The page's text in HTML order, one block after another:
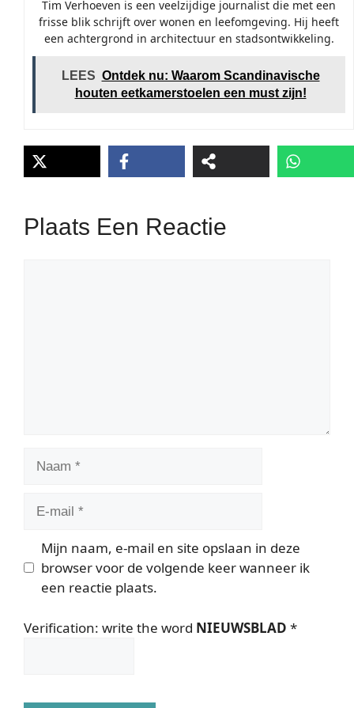
Tim Verhoeven is een veelzijdige journalist die met een
frisse blik schrijft over wonen en leefomgeving. Hij heeft
een achtergrond in architectuur en stadsontwikkeling.
LEES Ontdek nu: Waarom Scandinavische
houten eetkamerstoelen een must zijn!
Plaats Een Reactie
Mijn naam, e-mail en site opslaan in deze
browser voor de volgende keer wanneer ik
een reactie plaats.
Verification: write the word NIEUWSBLAD *